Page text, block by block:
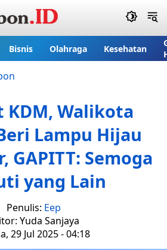
Bisnis Olahraga Kesehatan
KDM, Walikota
Lampu Hijau
GAPITT: Semoga
yang Lain
Penulis: Eep
Yuda Sanjaya
29 Jul 2025 - 04:18